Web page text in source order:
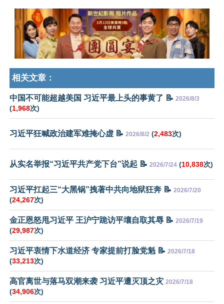
相关文章：
中国不可能超越美国 习近平最上头的事黄了 📝 2026/8/3
(1,968次)
习近平狂喊政治建军难掩心虚 📝 2026/8/2 (2,483次)
从实名举报“习近平共产党下台”说起 📝 2026/7/24 (10,838次)
习近平扛起三“大黑锅”拽著中共向地狱狂奔 📝 2026/7/20
(24,267次)
金正恩怒甩习近平 王沪宁跪访平壤自取其辱 📝 2026/7/19
(29,987次)
习近平衷情下水道经济 专家提前打脸党魁 📝 2026/7/18
(33,213次)
高官离世与落马双潮来袭 习近平遭灭顶之灾 2026/7/18
(34,906次)